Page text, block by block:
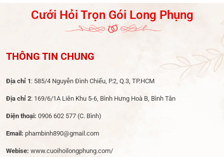
Cưới Hỏi Trọn Gói Long Phụng
THÔNG TIN CHUNG
Địa chỉ 1 : 585/4 Nguyễn Đình Chiểu, P.2, Q.3, TP.HCM
Địa chỉ 2: 169/6/1A Liên Khu 5-6, Bình Hưng Hoà B, Bình Tân
Điện thoại: 0906 602 577 (C. Bình)
Email: phambinh890@gmail.com
Webise: www.cuoihoilongphung.com/